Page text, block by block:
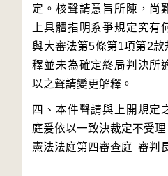
定。核聲請意旨所陳，尚
上具體指明系爭規定究有
與大審法第5條第1項第2
釋並未為確定終局判決所
四、本件聲請與上開規定
庭爰依以一致決裁定不受理
憲法法庭第四審查庭 審判